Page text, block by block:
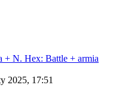
+ N. Hex: Battle + armia
2025, 17:51